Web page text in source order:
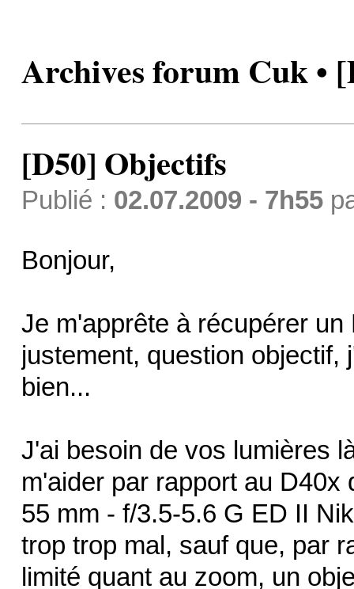
Archives forum Cuk •
[D50] Objectifs
Publié : 02.07.2009 - 7h55
Bonjour,
Je m'apprête à récupérer
justement, question
bien...
J'ai besoin de vos lumières
m'aider par rapport au D40x
55 mm - f/3.5-5.6 G ED II
trop trop mal, sauf que, par
limité quant au zoom, un